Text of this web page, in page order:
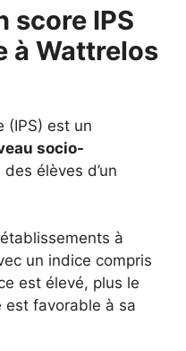
score IPS
à Wattrelos
(IPS) est un
socio-
des élèves d’un
à
un indice compris
est élevé, plus le
est favorable à sa